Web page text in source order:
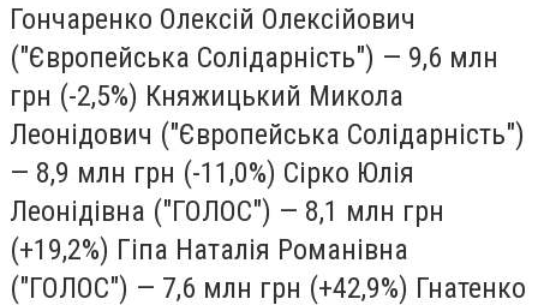
Гончаренко Олексій Олексійович
("Європейська Солідарність") — 9,6 млн
грн (-2,5%) Княжицький Микола
Леонідович ("Європейська Солідарність")
— 8,9 млн грн (-11,0%) Сірко Юлія
Леонідівна ("ГОЛОС") — 8,1 млн грн
(+19,2%) Гіпа Наталія Романівна
("ГОЛОС") — 7,6 млн грн (+42,9%) Гнатенко